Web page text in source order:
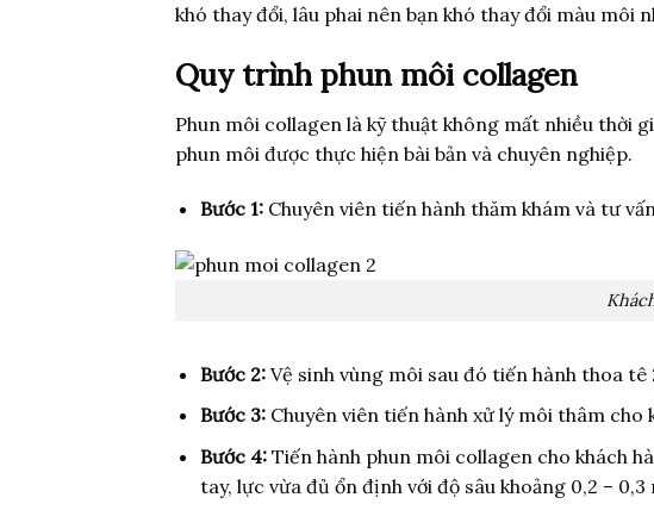
khó thay đổi, lâu phai nên bạn khó thay đổi màu môi
Quy trình phun môi collagen
Phun môi collagen là kỹ thuật không mất nhiều thời
phun môi được thực hiện bài bản và chuyên nghiệp.
Bước 1: Chuyên viên tiến hành thăm khám và tư
Bước 2: Vệ sinh vùng môi sau đó tiến hành thoa
Bước 3: Chuyên viên tiến hành xử lý môi thâm cho
Bước 4: Tiến hành phun môi collagen cho khách
tay, lực vừa đủ ổn định với độ sâu khoảng 0,2 – 0,3